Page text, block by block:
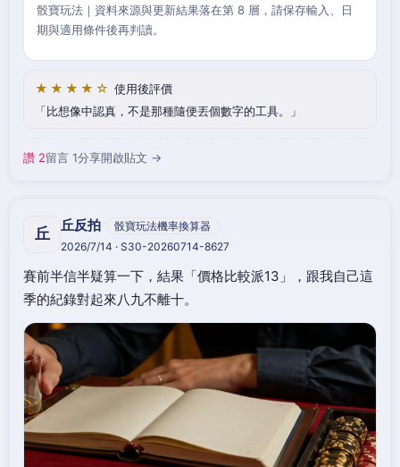
骰寶玩法｜資料來源與更新結果落在第 8 層，請保存輸入、日
期與適用條件後再判讀。
★★★★☆ 使用後評價
比想像中認真，不是那種隨便丟個數字的工具。
讚 2留言 1分享開啟貼文 →
丘 丘反拍
骰寶玩法機率換算器
2026/7/14 · S30-20260714-8627
賽前半信半疑算一下，結果「價格比較派13」，跟我自己這
季的紀錄對起來八九不離十。